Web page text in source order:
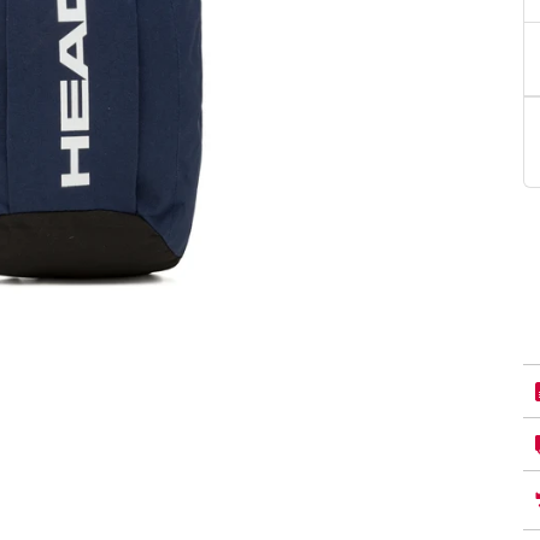
la guida
Back to School 2026: la guida definitiva per il
rientro a scuola